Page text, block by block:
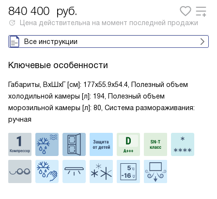
840 400 руб.
Цена действительна на момент последней продажи
Все инструкции
Ключевые особенности
Габариты, ВxШxГ [см]: 177x55.9x54.4, Полезный объем
холодильной камеры [л]: 194, Полезный объем
морозильной камеры [л]: 80, Система размораживания:
ручная